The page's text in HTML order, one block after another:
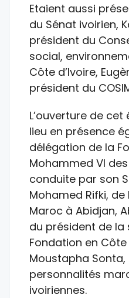
Etaient aussi
du Sénat ivoirien,
président du
social,
Côte d’Ivoire,
président du
L’ouverture de
lieu en présence
délégation de la
Mohammed VI
conduite par son
Mohamed Rifki,
Maroc à Abidjan,
du président de la
Fondation en Côte
Moustapha Sonta,
personnalités
ivoiriennes.